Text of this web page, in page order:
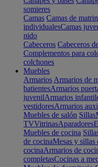
somieres
Camas Camas de
individualesCamas
nido
Cabeceros Cabeceros
Complementos para
colchones
Muebles
Armarios Armarios de
batientesArmarios
juvenilArmarios
vestidoresArmarios
Muebles de salón Sillas
TVVitrinasAparadores
Muebles de cocina
de cocinaMesas y sillas
cocinaArmarios de
completasCocinas a